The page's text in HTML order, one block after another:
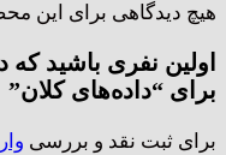
هیچ دیدگاهی برای این
اولین نفری باشید
برای “داده‌های کلان”
برای ثبت نقد و بررسی